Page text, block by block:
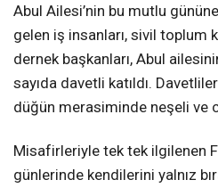
Abul Ailesi’nin bu mutlu
gelen iş insanları, sivil toplum
dernek başkanları, Abul
sayıda davetli katıldı.
düğün merasiminde neşeli ve
Misafirleriyle tek tek ilgilenen
günlerinde kendilerini yalnız